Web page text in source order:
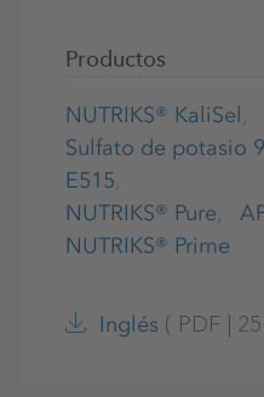
Productos
NUTRIKS® KaliSel
Sulfato de potasio
E515
NUTRIKS® Pure
NUTRIKS® Prime
Inglés ( PDF |